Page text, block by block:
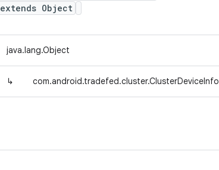
extends Object
java.lang.Object
↳ com.android.tradefed.cluster.ClusterDeviceInfo